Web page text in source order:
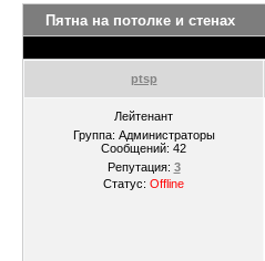
Пятна на потолке и стенах
ptsp
Лейтенант
Группа: Администраторы
Сообщений: 42
Репутация: 3
Статус: Offline